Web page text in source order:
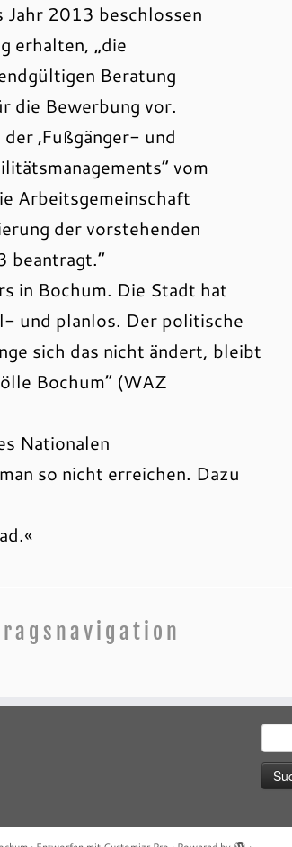
2013 beschlossen
erhalten, „die
Beratung
die Bewerbung vor.
‚Fußgänger- und
vom
Arbeitsgemeinschaft
der vorstehenden
beantragt.“
in Bochum. Die Stadt hat
und planlos. Der politische
sich das nicht ändert, bleibt
Bochum“ (WAZ
Nationalen
so nicht erreichen. Dazu
nach: